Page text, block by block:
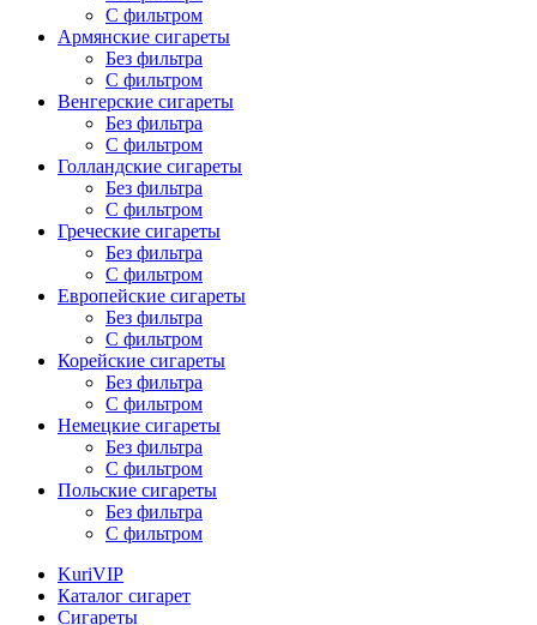
С фильтром
Армянские сигареты
Без фильтра
С фильтром
Венгерские сигареты
Без фильтра
С фильтром
Голландские сигареты
Без фильтра
С фильтром
Греческие сигареты
Без фильтра
С фильтром
Европейские сигареты
Без фильтра
С фильтром
Корейские сигареты
Без фильтра
С фильтром
Немецкие сигареты
Без фильтра
С фильтром
Польские сигареты
Без фильтра
С фильтром
KuriVIP
Каталог сигарет
Сигареты